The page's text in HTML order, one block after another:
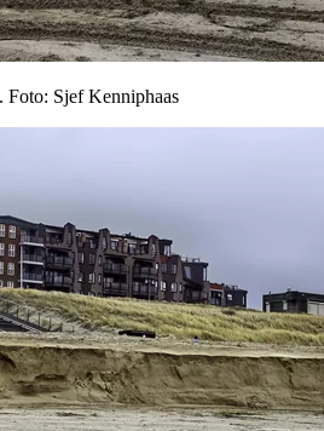
Foto: Sjef Kenniphaas